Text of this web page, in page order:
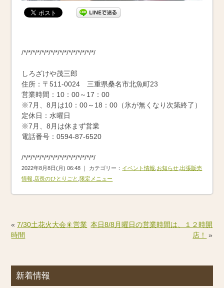
/*/*/*/*/*/*/*/*/*/*/*/*/*/*/*/*/
しろざけや茂三郎
住所：〒511-0024 三重県桑名市北魚町23
営業時間：10：00～17：00
※7月、8月は10：00～18：00（氷が無くなり次第終了）
定休日：水曜日
※7月、8月は休まず営業
電話番号：0594-87-6520
/*/*/*/*/*/*/*/*/*/*/*/*/*/*/*/*/
2022年8月8日(月) 06:48 ｜ カテゴリー： イベント情報,お知らせ,出張販売
情報,店長のひとりごと , 限定メニュー
«7/30土花火大会🎇営業
時間
本日8/8月曜日の営業時間は、１２時開
店！
»
新着情報